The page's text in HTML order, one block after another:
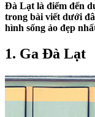
Đà Lạt là điểm đến
trong bài viết dưới
hình sống ảo đẹp
1. Ga Đà Lạt